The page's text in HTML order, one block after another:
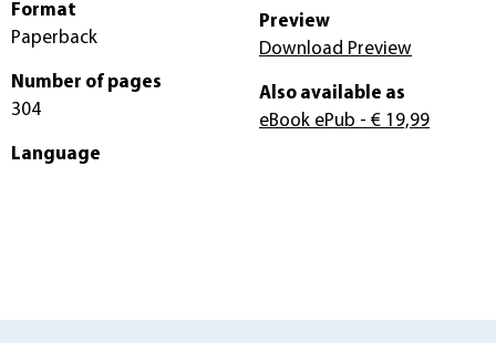
Format
Paperback
Number of pages
304
Language
Preview
Download Preview
Also available as
eBook ePub - € 19,99